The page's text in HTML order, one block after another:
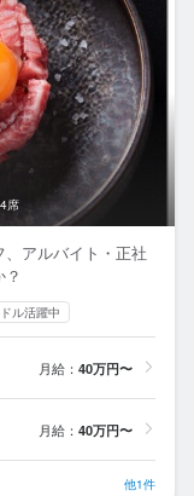
席
アルバイト・正社
ル活躍中
月給： 40万円〜
月給： 40万円〜
他1件